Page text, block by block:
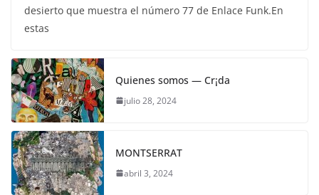
desierto que muestra el número 77 de Enlace Funk.En
estas
Quienes somos — Cr¡da
julio 28, 2024
MONTSERRAT
abril 3, 2024